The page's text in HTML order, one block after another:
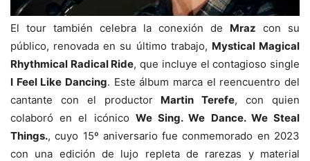
El tour también celebra la conexión de Mraz con su
público, renovada en su último trabajo, Mystical Magical
Rhythmical Radical Ride, que incluye el contagioso single
I Feel Like Dancing. Este álbum marca el reencuentro del
cantante con el productor Martin Terefe, con quien
colaboró en el icónico We Sing. We Dance. We Steal
Things., cuyo 15º aniversario fue conmemorado en 2023
con una edición de lujo repleta de rarezas y material